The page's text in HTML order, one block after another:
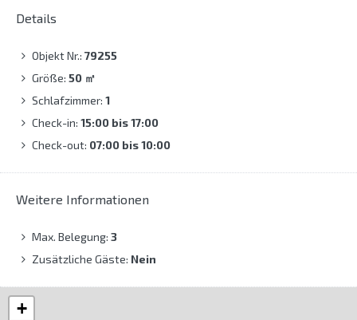
Details
Objekt Nr.: 79255
Größe: 50 ㎡
Schlafzimmer: 1
Check-in: 15:00 bis 17:00
Check-out: 07:00 bis 10:00
Weitere Informationen
Max. Belegung: 3
Zusätzliche Gäste: Nein
+